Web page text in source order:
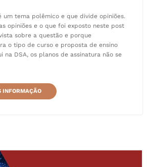
um tema polêmico e que divide opiniões.
opiniões e o que foi exposto neste post
sobre a questão e porque
o tipo de curso e proposta de ensino
na DSA, os planos de assinatura não se
INFORMAÇÃO